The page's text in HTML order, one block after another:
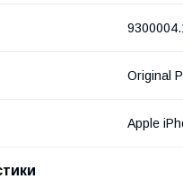
Original
Apple